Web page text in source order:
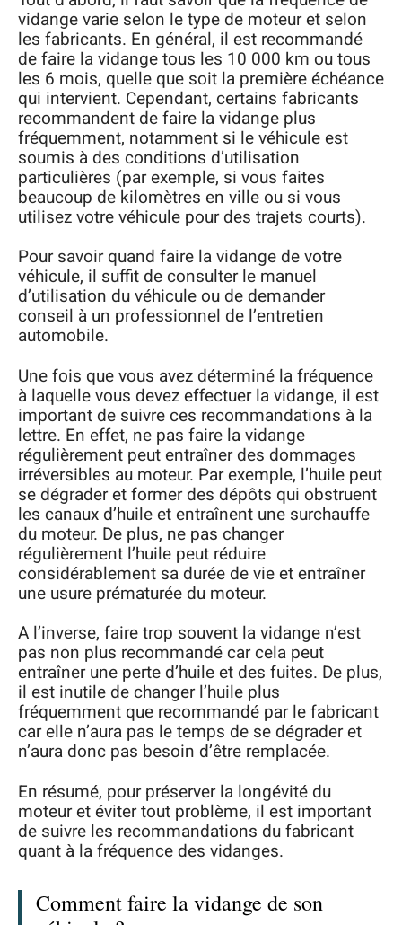
vidange varie selon le type de moteur et selon
les fabricants. En général, il est recommandé
de faire la vidange tous les 10 000 km ou tous
les 6 mois, quelle que soit la première échéance
qui intervient. Cependant, certains fabricants
recommandent de faire la vidange plus
fréquemment, notamment si le véhicule est
soumis à des conditions d’utilisation
particulières (par exemple, si vous faites
beaucoup de kilomètres en ville ou si vous
utilisez votre véhicule pour des trajets courts).
Pour savoir quand faire la vidange de votre
véhicule, il suffit de consulter le manuel
d’utilisation du véhicule ou de demander
conseil à un professionnel de l’entretien
automobile.
Une fois que vous avez déterminé la fréquence
à laquelle vous devez effectuer la vidange, il est
important de suivre ces recommandations à la
lettre. En effet, ne pas faire la vidange
régulièrement peut entraîner des dommages
irréversibles au moteur. Par exemple, l’huile peut
se dégrader et former des dépôts qui obstruent
les canaux d’huile et entraînent une surchauffe
du moteur. De plus, ne pas changer
régulièrement l’huile peut réduire
considérablement sa durée de vie et entraîner
une usure prématurée du moteur.
A l’inverse, faire trop souvent la vidange n’est
pas non plus recommandé car cela peut
entraîner une perte d’huile et des fuites. De plus,
il est inutile de changer l’huile plus
fréquemment que recommandé par le fabricant
car elle n’aura pas le temps de se dégrader et
n’aura donc pas besoin d’être remplacée.
En résumé, pour préserver la longévité du
moteur et éviter tout problème, il est important
de suivre les recommandations du fabricant
quant à la fréquence des vidanges.
Comment faire la vidange de son